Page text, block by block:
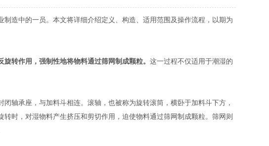
造中的一员。本文将详细介绍定义、构造、适用范围及操作流程，以期为
转作用，强制性地将物料通过筛网制成颗粒。这一过程不仅适用于潮湿的
承座，与加料斗相连。滚轴，也被称为旋转滚筒，横卧于加料斗下方，
时，对湿物料产生挤压和剪切作用，迫使物料通过筛网制成颗粒。筛网则